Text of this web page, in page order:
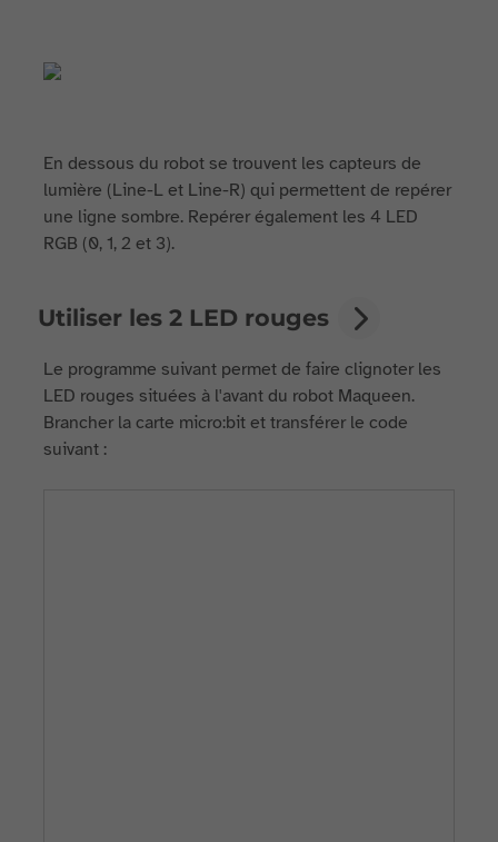
En dessous du robot se trouvent les capteurs de
lumière (Line-L et Line-R) qui permettent de repérer
une ligne sombre. Repérer également les 4 LED
RGB (0, 1, 2 et 3).
Utiliser les 2 LED rouges
Le programme suivant permet de faire clignoter les
LED rouges situées à l'avant du robot Maqueen.
Brancher la carte micro:bit et transférer le code
suivant :